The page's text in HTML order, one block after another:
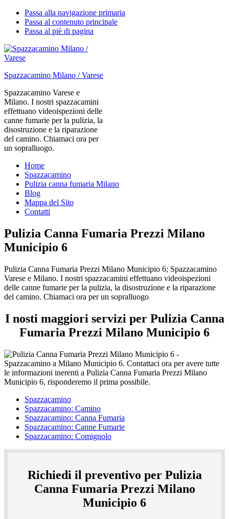
Passa alla navigazione primaria
Passa al contenuto principale
Passa al piè di pagina
Spazzacamino Milano / Varese
Spazzacamino Varese e
Milano. I nostri spazzacamini
effettuano videoispezioni delle
canne fumarie per la pulizia, la
disostruzione e la riparazione
del camino. Chiamaci ora per
un sopralluogo.
Home
Spazzacamino
Pulizia canna fumaria Milano
Blog
Mappa del Sito
Contatti
Pulizia Canna Fumaria Prezzi Milano
Municipio 6
Pulizia Canna Fumaria Prezzi Milano Municipio 6; Spazzacamino
Varese e Milano. I nostri spazzacamini effettuano videoispezioni
delle canne fumarie per la pulizia, la disostruzione e la riparazione
del camino. Chiamaci ora per un sopralluogo
I nosti maggiori servizi per Pulizia Canna
Fumaria Prezzi Milano Municipio 6
Spazzacamino
Spazzacamino: Camino
Spazzacamino: Canna Fumaria
Spazzacamino: Canne Fumarie
Spazzacamino: Comignolo
Richiedi il preventivo per Pulizia
Canna Fumaria Prezzi Milano
Municipio 6